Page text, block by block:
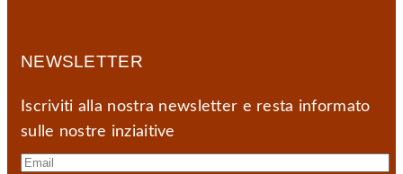
NEWSLETTER
Iscriviti alla nostra newsletter e resta informato
sulle nostre inziaitive